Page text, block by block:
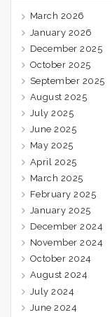
March 2026
January 2026
December 2025
October 2025
September 2025
August 2025
July 2025
June 2025
May 2025
April 2025
March 2025
February 2025
January 2025
December 2024
November 2024
October 2024
August 2024
July 2024
June 2024